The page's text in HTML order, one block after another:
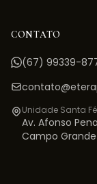
CONTATO
(67) 99339-
Unidade Santa Fé
Av. Afonso
Campo Grande